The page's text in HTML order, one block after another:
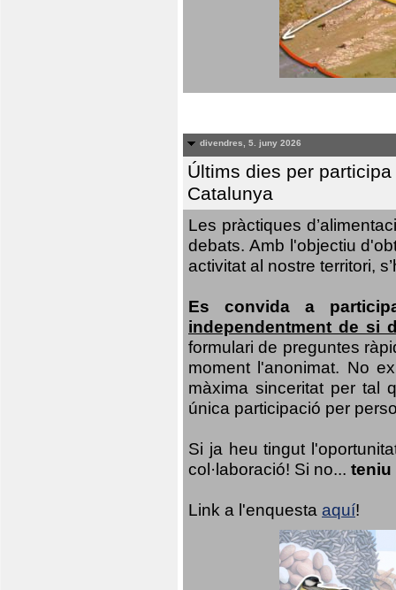
divendres, 5. juny 2026
Últims dies per
Catalunya
Les pràctiques
debats. Amb l'objectiu
activitat al nostre territori,
Es convida a
independentment de si
formulari de preguntes
moment l'anonimat. No
màxima sinceritat per tal
única participació per
Si ja heu tingut
col·laboració! Si no... teniu
Link a l'enquesta aquí!